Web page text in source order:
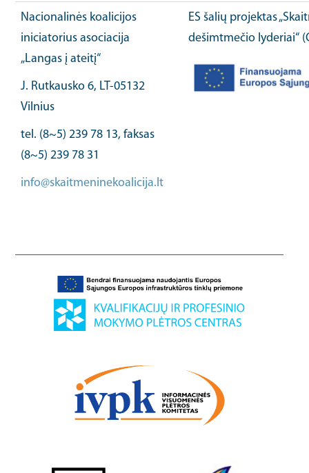
Nacionalinės koalicijos
iniciatorius asociacija
„Langas į ateitį“
J. Rutkausko 6, LT-05132
Vilnius
tel. (8~5) 239 78 13, faksas
(8~5) 239 78 31
info@skaitmeninekoalicija.lt
ES šalių projektas
dešimtmečio lyderiai“